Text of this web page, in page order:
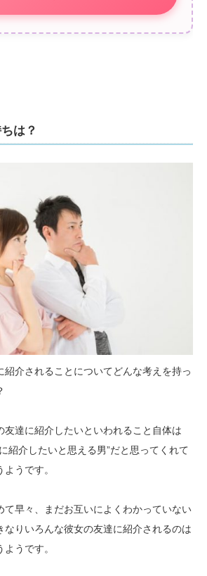
は？
紹介されることについてどんな考えを持っ
友達に紹介したいといわれること自体は
紹介したいと思える男”だと思ってくれて
うです。
て早々、まだお互いによくわかっていない
なりいろんな彼女の友達に紹介されるのは
うです。